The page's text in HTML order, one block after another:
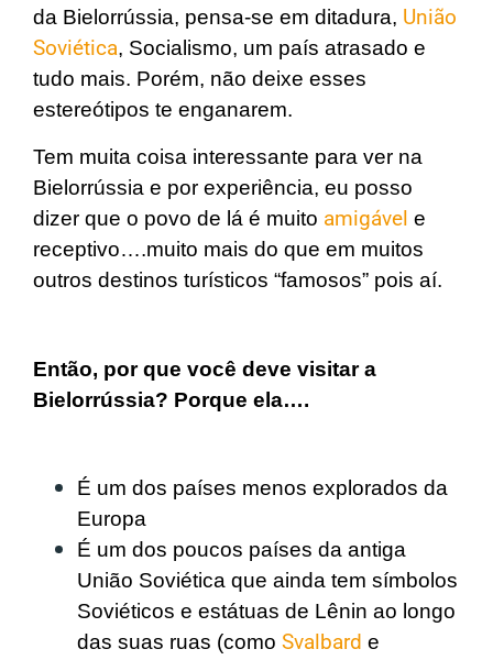
da Bielorrússia, pensa-se em ditadura, União
Soviética, Socialismo, um país atrasado e
tudo mais. Porém, não deixe esses
estereótipos te enganarem.
Tem muita coisa interessante para ver na
Bielorrússia e por experiência, eu posso
dizer que o povo de lá é muito amigável e
receptivo….muito mais do que em muitos
outros destinos turísticos “famosos” pois aí.
Então, por que você deve visitar a
Bielorrússia? Porque ela….
É um dos países menos explorados da
Europa
É um dos poucos países da antiga
União Soviética que ainda tem símbolos
Soviéticos e estátuas de Lênin ao longo
das suas ruas (como Svalbard e